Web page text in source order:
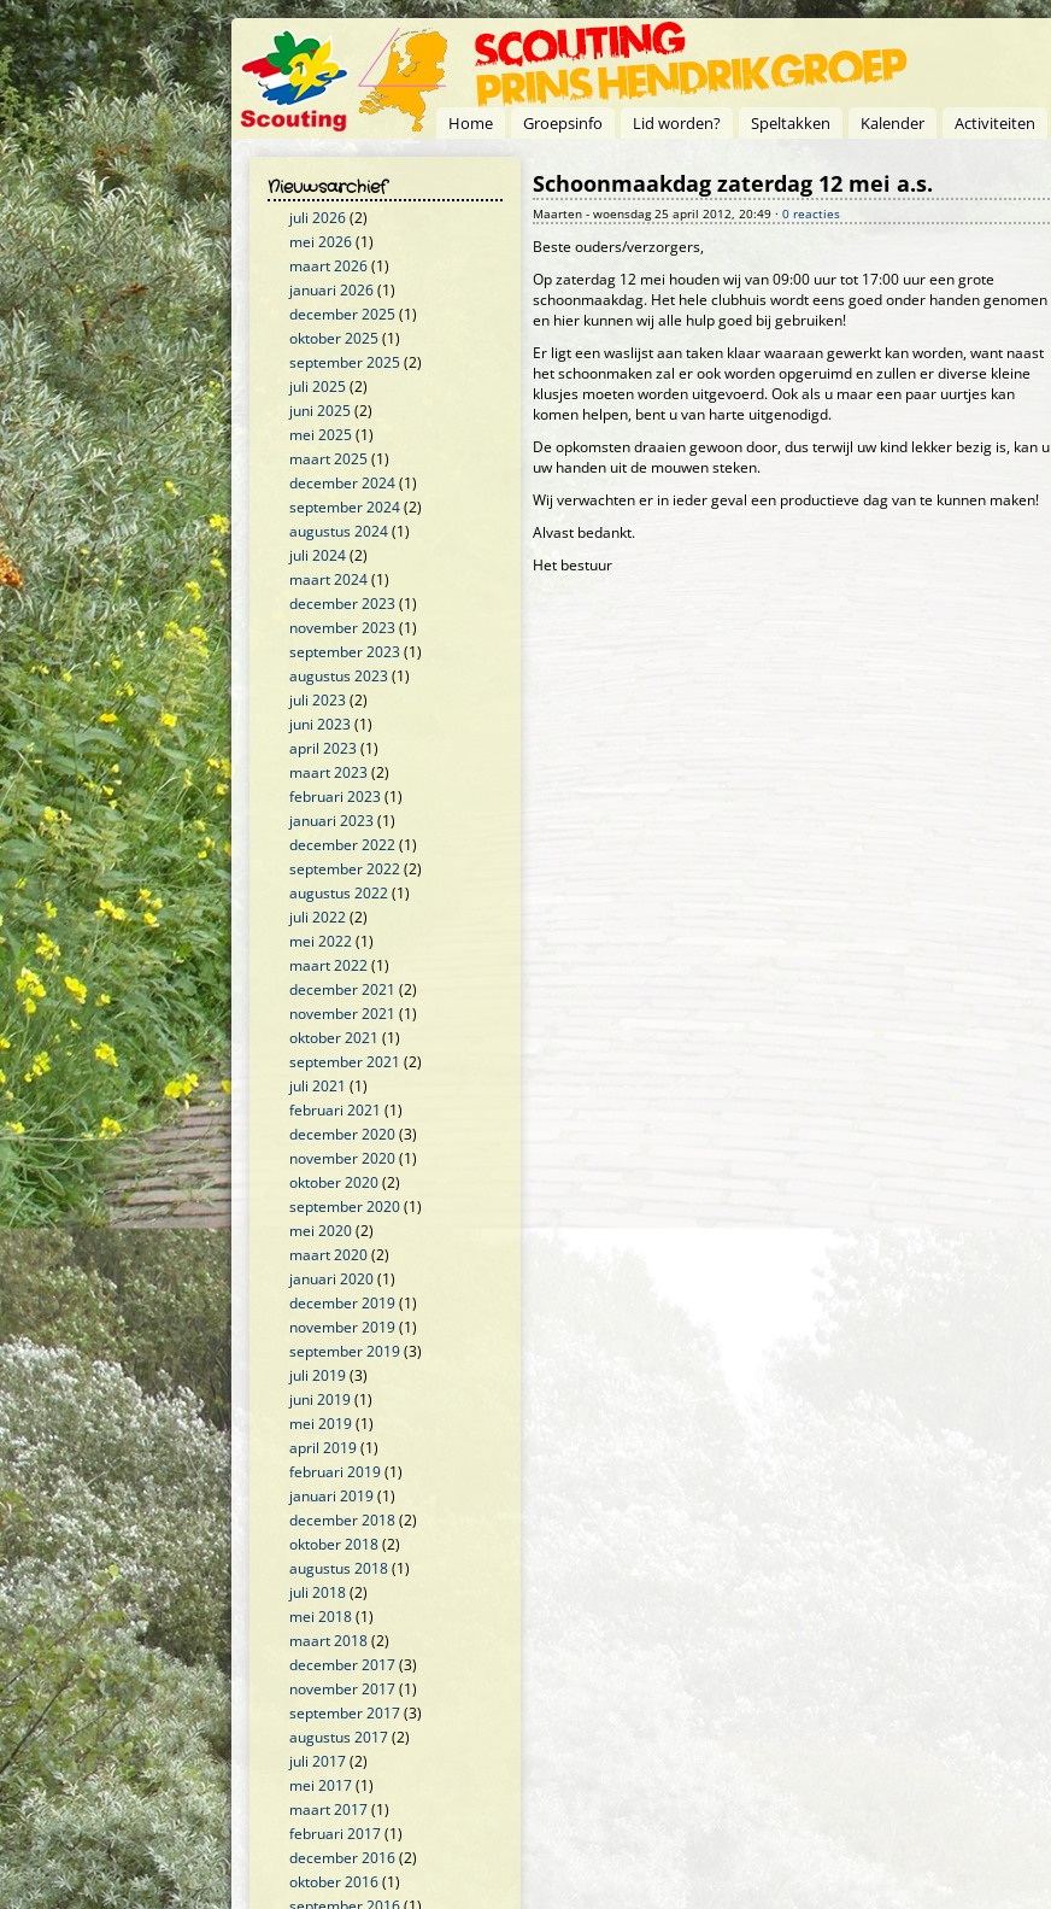
Overslaan en naar de inhoud gaan
Home Groepsinfo Lid worden? Speltakken Kalender Activiteiten
Nieuwsarchief
juli 2026(2)
mei 2026(1)
maart 2026(1)
januari 2026(1)
december 2025(1)
oktober 2025(1)
september 2025(2)
juli 2025(2)
juni 2025(2)
mei 2025(1)
maart 2025(1)
december 2024(1)
september 2024(2)
augustus 2024(1)
juli 2024(2)
maart 2024(1)
december 2023(1)
november 2023(1)
september 2023(1)
augustus 2023(1)
juli 2023(2)
juni 2023(1)
april 2023(1)
maart 2023(2)
februari 2023(1)
januari 2023(1)
december 2022(1)
september 2022(2)
augustus 2022(1)
juli 2022(2)
mei 2022(1)
maart 2022(1)
december 2021 (2)
november 2021 (1)
oktober 2021 (1)
september 2021 (2)
juli 2021 (1)
februari 2021 (1)
december 2020(3)
november 2020(1)
oktober 2020(2)
september 2020(1)
mei 2020(2)
maart 2020(2)
januari 2020(1)
december 2019(1)
november 2019(1)
september 2019(3)
juli 2019(3)
juni 2019(1)
mei 2019(1)
april 2019(1)
februari 2019(1)
januari 2019(1)
december 2018(2)
oktober 2018(2)
augustus 2018(1)
juli 2018(2)
mei 2018(1)
maart 2018(2)
december 2017(3)
november 2017(1)
september 2017(3)
augustus 2017(2)
juli 2017(2)
mei 2017(1)
maart 2017(1)
februari 2017(1)
december 2016(2)
oktober 2016(1)
Schoonmaakdag zaterdag 12 mei a.s.
Maarten - woensdag 25 april 2012, 20:49 · 0 reacties
Beste ouders/verzorgers,
Op zaterdag 12 mei houden wij van 09:00 uur tot 17:00 uur een grote
schoonmaakdag. Het hele clubhuis wordt eens goed onder handen genomen
en hier kunnen wij alle hulp goed bij gebruiken!
Er ligt een waslijst aan taken klaar waaraan gewerkt kan worden, want naast
het schoonmaken zal er ook worden opgeruimd en zullen er diverse kleine
klusjes moeten worden uitgevoerd. Ook als u maar een paar uurtjes kan
komen helpen, bent u van harte uitgenodigd.
De opkomsten draaien gewoon door, dus terwijl uw kind lekker bezig is, kan u
uw handen uit de mouwen steken.
Wij verwachten er in ieder geval een productieve dag van te kunnen maken!
Alvast bedankt.
Het bestuur